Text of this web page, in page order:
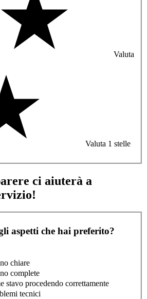
Valuta
Valuta 1 stelle
ci aiuterà a
aspetti che hai preferito?
chiare
complete
stavo procedendo correttamente
tecnici